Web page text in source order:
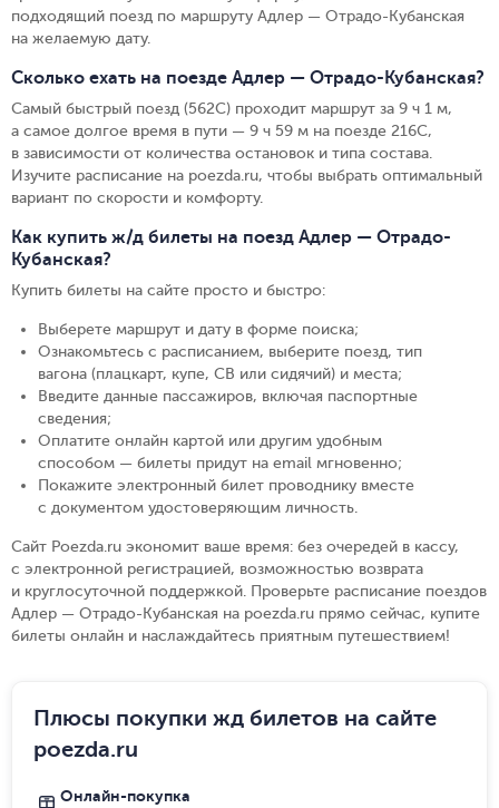
подходящий поезд по маршруту Адлер — Отрадо-Кубанская
на желаемую дату.
Сколько ехать на поезде Адлер — Отрадо-Кубанская?
Самый быстрый поезд (562С) проходит маршрут за 9 ч 1 м,
а самое долгое время в пути — 9 ч 59 м на поезде 216С,
в зависимости от количества остановок и типа состава.
Изучите расписание на poezda.ru, чтобы выбрать оптимальный
вариант по скорости и комфорту.
Как купить ж/д билеты на поезд Адлер — Отрадо-
Кубанская?
Купить билеты на сайте просто и быстро:
Выберете маршрут и дату в форме поиска;
Ознакомьтесь с расписанием, выберите поезд, тип
вагона (плацкарт, купе, СВ или сидячий) и места;
Введите данные пассажиров, включая паспортные
сведения;
Оплатите онлайн картой или другим удобным
способом — билеты придут на email мгновенно;
Покажите электронный билет проводнику вместе
с документом удостоверяющим личность.
Сайт Poezda.ru экономит ваше время: без очередей в кассу,
с электронной регистрацией, возможностью возврата
и круглосуточной поддержкой. Проверьте расписание поездов
Адлер — Отрадо-Кубанская на poezda.ru прямо сейчас, купите
билеты онлайн и наслаждайтесь приятным путешествием!
Плюсы покупки жд билетов на сайте
poezda.ru
Онлайн-покупка